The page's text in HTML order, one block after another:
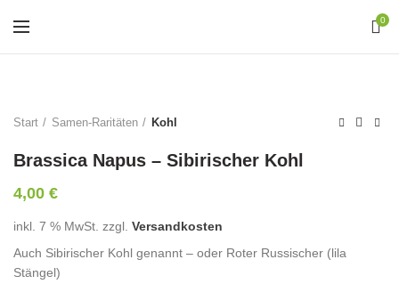
0
Start Samen-Raritäten Kohl
Brassica Napus – Sibirischer Kohl
4,00 €
inkl. 7 % MwSt. zzgl. Versandkosten
Auch Sibirischer Kohl genannt – oder Roter Russischer (lila
Stängel)